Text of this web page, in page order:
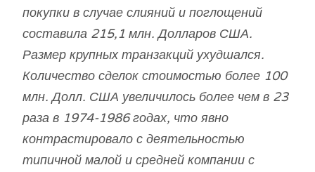
покупки в случае слияний и поглощений
составила 215,1 млн. Долларов США.
Размер крупных транзакций ухудшался.
Количество сделок стоимостью более 100
млн. Долл. США увеличилось более чем в 23
раза в 1974-1986 годах, что явно
контрастировало с деятельностью
типичной малой и средней компании с